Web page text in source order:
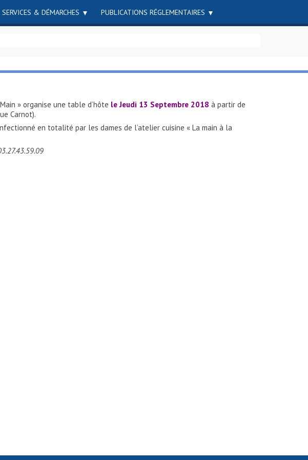
SERVICES & DÉMARCHES PUBLICATIONS RÉGLEMENTAIRES
» organise une table d’hôte le Jeudi 13 Septembre 2018 à partir de
Carnot).
en totalité par les dames de l’atelier cuisine « La main à la